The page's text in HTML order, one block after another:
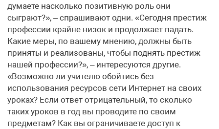
думаете насколько позитивную роль они
сыграют?», – спрашивают одни. «Сегодня престиж
профессии крайне низок и продолжает падать.
Какие меры, по вашему мнению, должны быть
приняты и реализованы, чтобы поднять престиж
нашей профессии?», – интересуются другие.
«Возможно ли учителю обойтись без
использования ресурсов сети Интернет на своих
уроках? Если ответ отрицательный, то сколько
таких уроков в год вы проводите по своим
предметам? Как вы ограничиваете доступ к